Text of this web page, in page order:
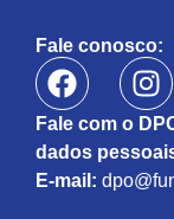
Fale conosco:
Fale com o
dados
E-mail: